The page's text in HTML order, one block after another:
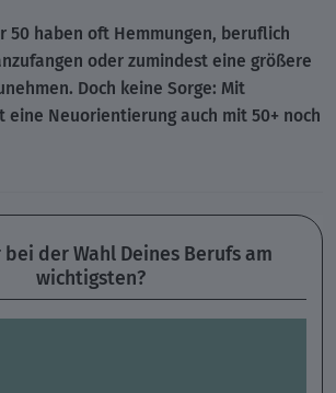
50 haben oft Hemmungen, beruflich
oder zumindest eine größere
Doch keine Sorge: Mit
eine Neuorientierung auch mit 50+ noch
bei der Wahl Deines Berufs am
wichtigsten?